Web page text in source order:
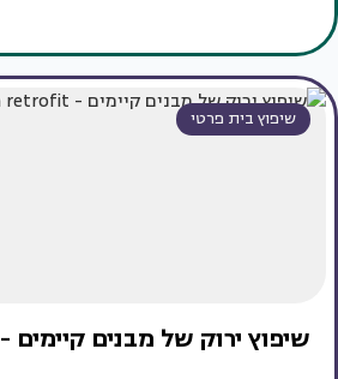
שיפוץ בית פרטי
שיפוץ ירוק של מבנים קיימים - green retrofit